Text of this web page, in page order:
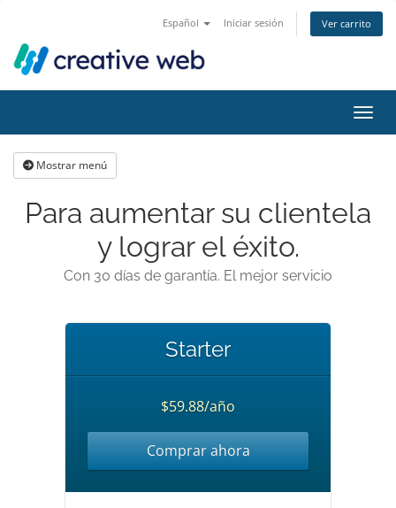
Español Iniciar sesión Ver carrito
Mostrar menú
Para aumentar su clientela
y lograr el éxito.
Con 30 días de garantía. El mejor servicio
Starter
$59.88/año
Comprar ahora